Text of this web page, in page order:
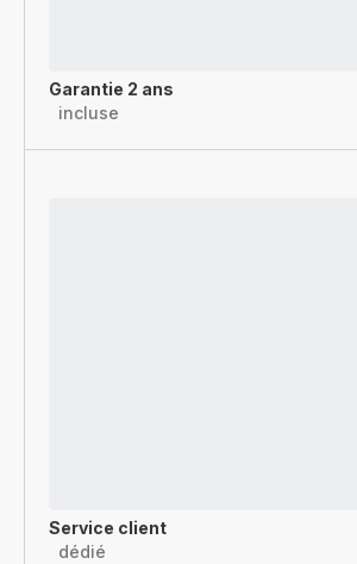
Garantie 2 ans
incluse
Service client
dédié